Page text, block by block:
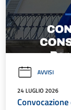
AVVISI
24 LUGLIO 2026